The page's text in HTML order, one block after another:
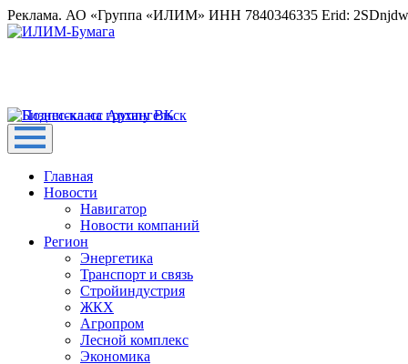
Реклама. АО «Группа «ИЛИМ» ИНН 7840346335 Erid:
Главная
Новости
Навигатор
Новости компаний
Регион
Энергетика
Транспорт и связь
Стройиндустрия
ЖКХ
Агропром
Лесной комплекс
Экономика